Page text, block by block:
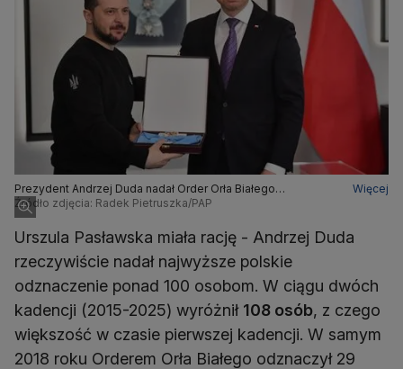
Prezydent Andrzej Duda nadał Order Orła Białego
Wołodymyrowi Zełenskiemu. Prezydent Ukrainy odebrał
odznaczenie w kwietniu 2023 roku
Więcej
Źródło zdjęcia: Radek Pietruszka/PAP
Urszula Pasławska miała rację - Andrzej Duda
rzeczywiście nadał najwyższe polskie
odznaczenie ponad 100 osobom. W ciągu dwóch
kadencji (2015-2025) wyróżnił 108 osób, z czego
większość w czasie pierwszej kadencji. W samym
2018 roku Orderem Orła Białego odznaczył 29